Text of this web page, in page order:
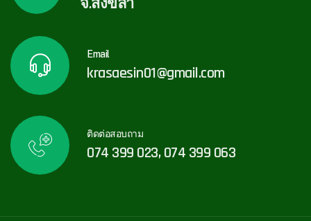
จ.สงขลา
Email
krasaesin01@gmail.com
ติดต่อสอบถาม
074 399 023, 074 399 063